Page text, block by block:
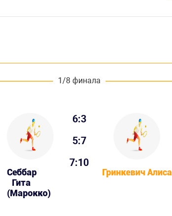
1/8 финала
Себбар
Гита
(Марокко)
6:3
5:7
7:10
Гринкевич Алиса